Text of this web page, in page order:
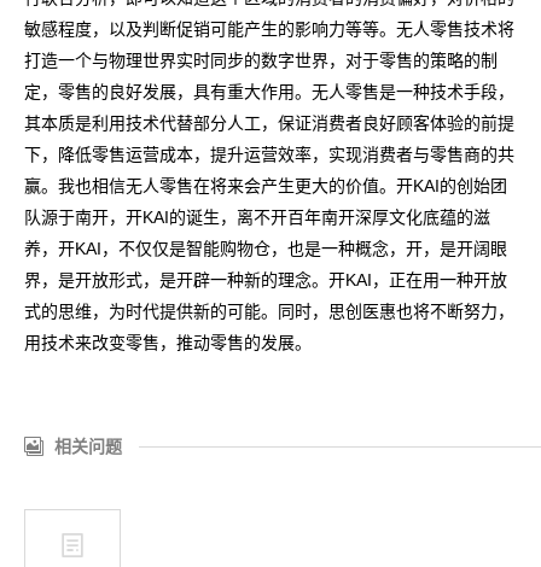
敏感程度，以及判断促销可能产生的影响力等等。无人零售技术将
打造一个与物理世界实时同步的数字世界，对于零售的策略的制
定，零售的良好发展，具有重大作用。无人零售是一种技术手段，
其本质是利用技术代替部分人工，保证消费者良好顾客体验的前提
下，降低零售运营成本，提升运营效率，实现消费者与零售商的共
赢。我也相信无人零售在将来会产生更大的价值。开KAI的创始团
队源于南开，开KAI的诞生，离不开百年南开深厚文化底蕴的滋
养，开KAI，不仅仅是智能购物仓，也是一种概念，开，是开阔眼
界，是开放形式，是开辟一种新的理念。开KAI，正在用一种开放
式的思维，为时代提供新的可能。同时，思创医惠也将不断努力，
用技术来改变零售，推动零售的发展。
相关问题